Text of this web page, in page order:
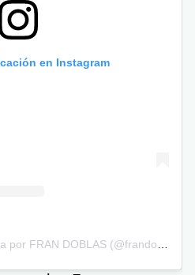
en Instagram
Una publicación compartida por FRAN DOBLAS (@frandoblas_oficial)